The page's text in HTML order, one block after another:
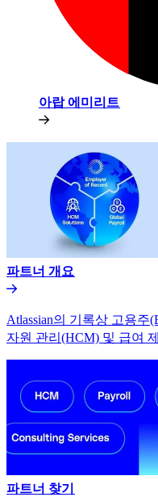
아랍 에미리트​​
파트너 개요​​
Atlassian의 기록상 고용주
자원 관리(HCM) 및 급여
파트너 찾기​​